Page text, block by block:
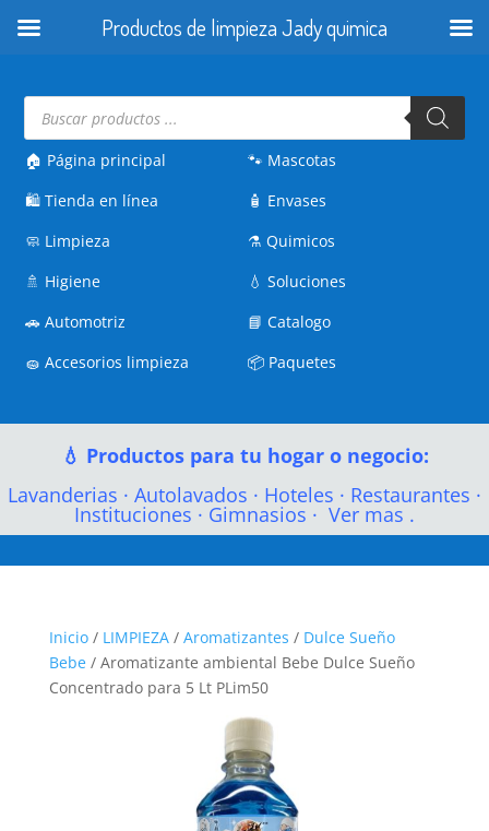
Búsqueda
productos
🏠 Página principal
🛍️Tienda en línea
🧼 Limpieza
🚿 Higiene
🚗Automotriz
🧽Accesorios limpieza
🐾 Mascotas
🧴 Envases
⚗️Quimicos
💧Soluciones
📘Catalogo
📦 Paquetes
💧 Productos para tu hogar o negocio:
Lavanderias · Autolavados · Hoteles · Restaurantes ·
Instituciones · Gimnasios · Ver mas .
Inicio/ LIMPIEZA/ Aromatizantes / Dulce Sueño
Bebe/ Aromatizante ambiental Bebe Dulce Sueño
Concentrado para 5 Lt PLim50
Productos de limpieza Jady quimica